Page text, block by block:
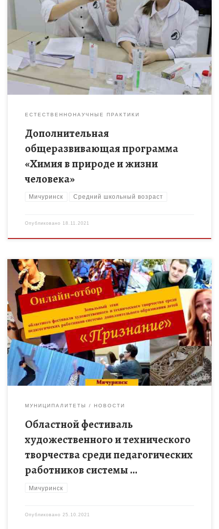
Программа позволяет обучающимся узнать о веществах и
материалах, обеспечивающих жизнедеятельность человека,
понять их свойства и применение
ЕСТЕСТВЕННОНАУЧНЫЕ ПРАКТИКИ
Дополнительная
общеразвивающая программа
«Химия в природе и жизни
человека»
Мичуринск Средний школьный возраст
Опубликовано 18.11.2021
С 20 по 25 октября 2021 года в Мичуринске состоялся
зональный этап областного фестиваля художественного и
технического творчества среди педагогических работников
системы дополнительного образования детей […]
МУНИЦИПАЛИТЕТЫ НОВОСТИ
Областной фестиваль
художественного и технического
творчества среди педагогических
работников системы …
Мичуринск
Опубликовано 25.10.2021